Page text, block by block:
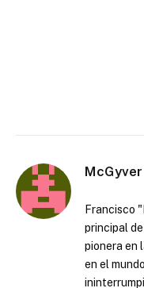
McGyver
Francisco
principal
pionera en
en el